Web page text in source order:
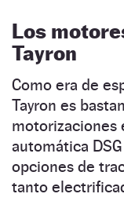
Los
Tayron
Como era de
Tayron es
motorizaciones
automática
opciones de
tanto